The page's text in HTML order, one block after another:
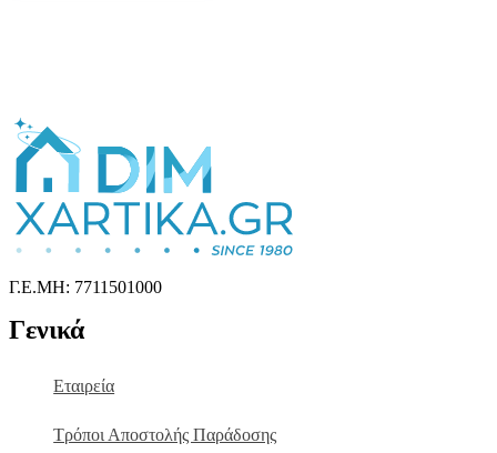
Γ.Ε.ΜΗ: 7711501000
Γενικά
Εταιρεία
Τρόποι Αποστολής Παράδοσης